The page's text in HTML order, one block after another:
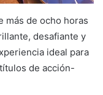
más de ocho horas
desafiante y
ideal para
de acción-